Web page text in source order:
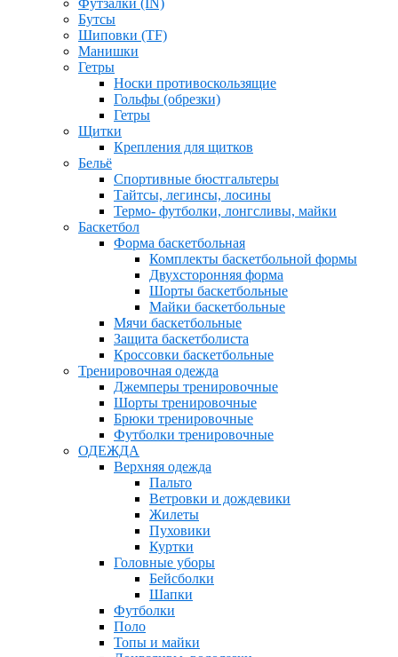
Бутсы
Шиповки (TF)
Манишки
Гетры
Носки противоскользящие
Гольфы (обрезки)
Гетры
Щитки
Крепления для щитков
Бельё
Спортивные бюстгальтеры
Тайтсы, легинсы, лосины
Термо- футболки, лонгсливы, майки
Баскетбол
Форма баскетбольная
Комплекты баскетбольной формы
Двухсторонняя форма
Шорты баскетбольные
Майки баскетбольные
Мячи баскетбольные
Защита баскетболиста
Кроссовки баскетбольные
Тренировочная одежда
Джемперы тренировочные
Шорты тренировочные
Брюки тренировочные
Футболки тренировочные
ОДЕЖДА
Верхняя одежда
Пальто
Ветровки и дождевики
Жилеты
Пуховики
Куртки
Головные уборы
Бейсболки
Шапки
Футболки
Поло
Топы и майки